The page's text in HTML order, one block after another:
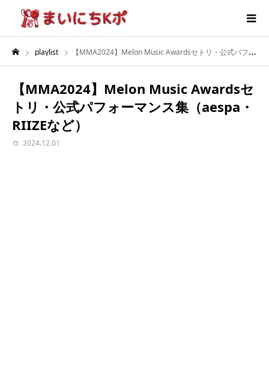
playlist 【MMA2024】Melon Music Awardsセトリ・公式パフォーマンス集（aespa・RIIZEなど）
【MMA2024】Melon Music Awardsセ
トリ・公式パフォーマンス集（aespa・
RIIZEなど）
2024.12.01